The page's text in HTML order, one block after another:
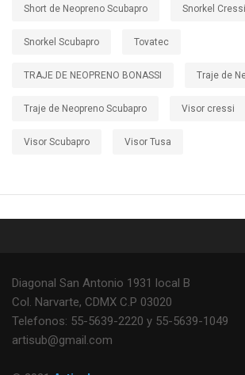
Short de Neopreno Scubapro Snorkel Cressi
Snorkel Scubapro Tovatec
TRAJE DE NEOPRENO BONASSI Traje de
Traje de Neopreno Scubapro Visor cressi
Visor Scubapro Visor Tusa
Diagonal San Antonio 1931 local B
Col. Narvarte, CDMX C.P 03020
Telefonos: 55-5639-2220 y 55-5639-1049
artisub@gmail.com